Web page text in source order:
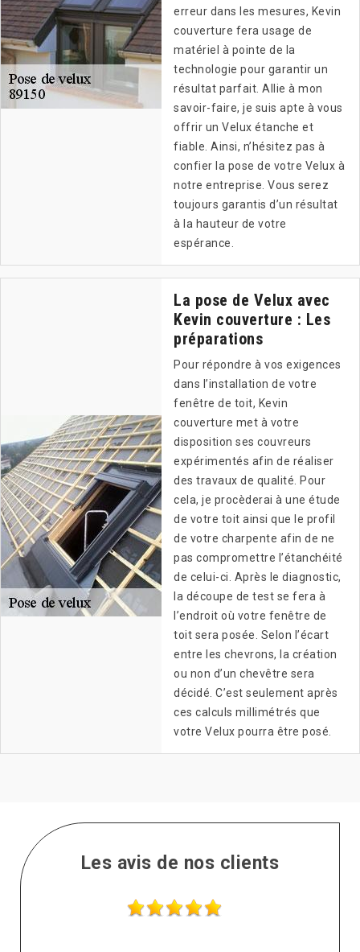
erreur dans les mesures, Kevin
couverture fera usage de
matériel à pointe de la
technologie pour garantir un
résultat parfait. Allie à mon
savoir-faire, je suis apte à vous
offrir un Velux étanche et
fiable. Ainsi, n’hésitez pas à
confier la pose de votre Velux à
notre entreprise. Vous serez
toujours garantis d’un résultat
à la hauteur de votre
espérance.
La pose de Velux avec
Kevin couverture : Les
préparations
Pour répondre à vos exigences
dans l’installation de votre
fenêtre de toit, Kevin
couverture met à votre
disposition ses couvreurs
expérimentés afin de réaliser
des travaux de qualité. Pour
cela, je procèderai à une étude
de votre toit ainsi que le profil
de votre charpente afin de ne
pas compromettre l’étanchéité
de celui-ci. Après le diagnostic,
la découpe de test se fera à
l’endroit où votre fenêtre de
toit sera posée. Selon l’écart
entre les chevrons, la création
ou non d’un chevêtre sera
décidé. C’est seulement après
ces calculs millimétrés que
votre Velux pourra être posé.
Les avis de nos clients